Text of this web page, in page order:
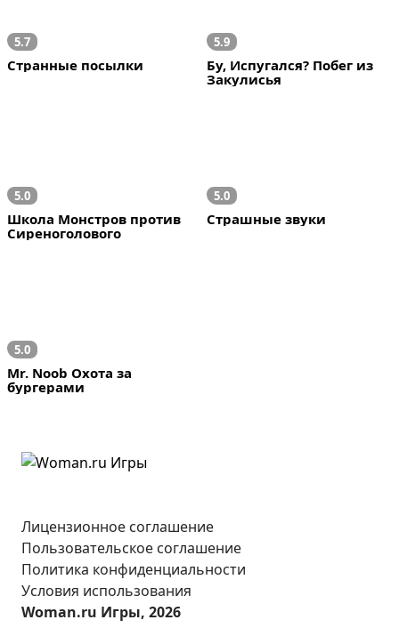
5.7
Странные посылки
5.9
Бу, Испугался? Побег из
Закулисья
5.0
Школа Монстров против
Сиреноголового
5.0
Страшные звуки
5.0
Mr. Noob Охота за
бургерами
Лицензионное соглашение
Пользовательское соглашение
Политика конфиденциальности
Условия использования
Woman.ru Игры, 2026